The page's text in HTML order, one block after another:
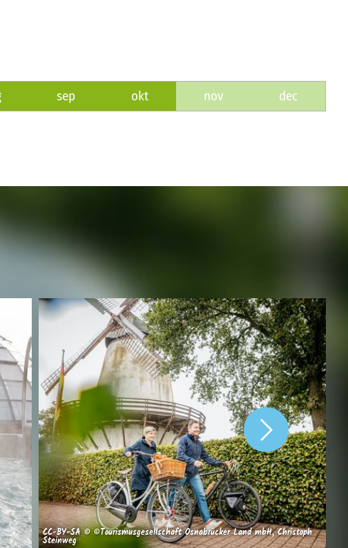
sep okt nov dec
CC-BY-SA © ©Tourismusgesellschaft Osnabrücker Land mbH, Christoph
Steinweg